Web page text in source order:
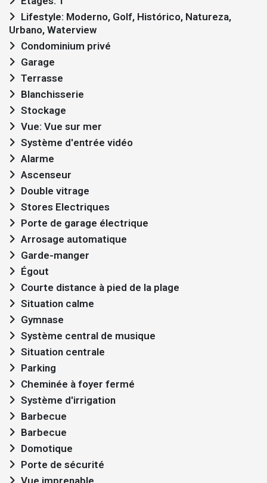
Urbano, Waterview
Condominium privé
Garage
Terrasse
Blanchisserie
Stockage
Vue: Vue sur mer
Système d'entrée vidéo
Alarme
Ascenseur
Double vitrage
Stores Electriques
Porte de garage électrique
Arrosage automatique
Garde-manger
Égout
Courte distance à pied de la plage
Situation calme
Gymnase
Système central de musique
Situation centrale
Parking
Cheminée à foyer fermé
Système d'irrigation
Barbecue
Barbecue
Domotique
Porte de sécurité
Vue imprenable